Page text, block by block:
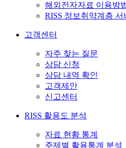
해외전자자료 이용방
RISS 정보취약계층 서
고객센터
자주 찾는 질문
상담 신청
상담 내역 확인
고객제안
신고센터
RISS 활용도 분석
자료 현황 통계
주제별 활용통계 분석